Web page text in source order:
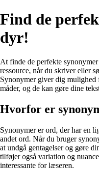
Find de
dyr!
At finde de perfekte
ressource, når du skriver eller
Synonymer giver dig
måder, og de kan gøre dine
Hvorfor er
Synonymer er ord, der har en
andet ord. Når du bruger
at undgå gentagelser og gøre
tilføjer også variation og
interessante for læseren.